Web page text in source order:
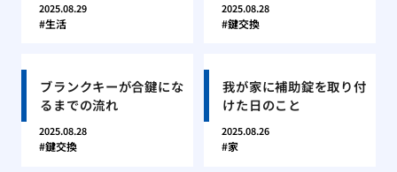
2025.08.29
生活
2025.08.28
鍵交換
ブランクキーが合鍵にな
るまでの流れ
2025.08.28
鍵交換
我が家に補助錠を取り付
けた日のこと
2025.08.26
家